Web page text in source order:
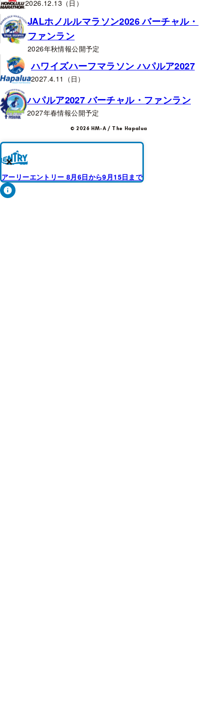
2026.12.13（日）
JALホノルルマラソン2026 バーチャル・
ファンラン
2026年秋情報公開予定
ハワイズハーフマラソン ハパルア2027
2027.4.11（日）
ハパルア2027 バーチャル・ファンラン
2027年春情報公開予定
© 2026 HM-A / The Hapalua
アーリーエントリー 8月6日から9月15日まで
×